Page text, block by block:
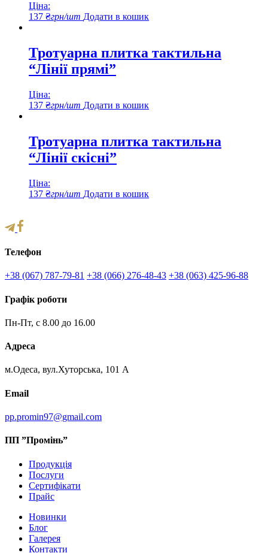
на
сторінці
Ціна:
137 ₴грн/шт Додати в кошик
Тротуарна плитка тактильна
“Лінії прямі”
Ціна:
137 ₴грн/шт Додати в кошик
Тротуарна плитка тактильна
“Лінії скісні”
Ціна:
137 ₴грн/шт Додати в кошик
Телефон
+38 (067) 787-79-81 +38 (066) 276-48-43 +38 (063) 425-96-88
Графік роботи
Пн-Пт, с 8.00 до 16.00
Адреса
м.Одеса, вул.Хуторська, 101 А
Email
pp.promin97@gmail.com
ПП ”Промінь”
Продукція
Послуги
Сертифікати
Прайс
Новинки
Блог
Галерея
Контакти